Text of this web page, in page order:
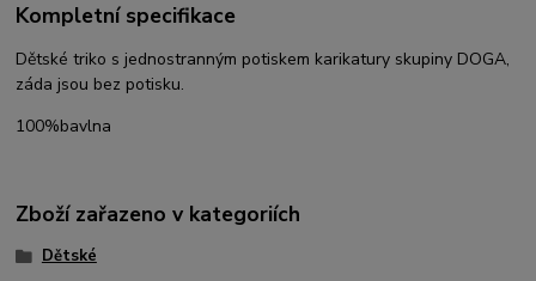
Kompletní specifikace
Dětské triko s jednostranným potiskem karikatury skupiny DOGA,
záda jsou bez potisku.
100%bavlna
Zboží zařazeno v kategoriích
Dětské